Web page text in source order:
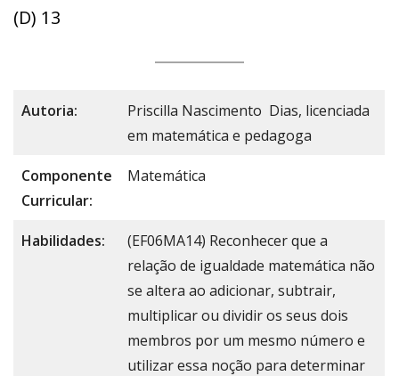
(D) 13
Autoria:
Priscilla Nascimento Dias, licenciada
em matemática e pedagoga
Componente
Curricular:
Matemática
Habilidades:
(EF06MA14) Reconhecer que a
relação de igualdade matemática não
se altera ao adicionar, subtrair,
multiplicar ou dividir os seus dois
membros por um mesmo número e
utilizar essa noção para determinar